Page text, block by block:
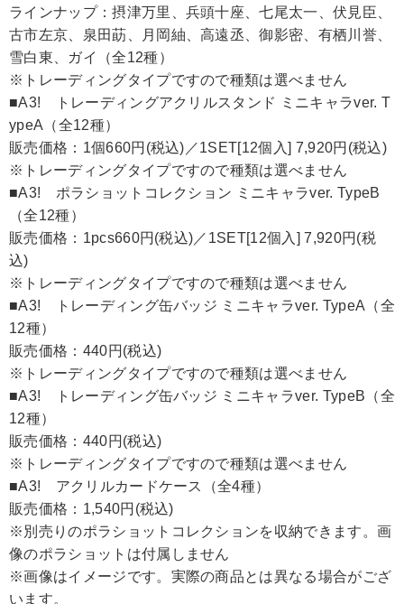
ラインナップ：摂津万里、兵頭十座、七尾太一、伏見臣、
古市左京、泉田莇、月岡紬、高遠丞、御影密、有栖川誉、
雪白東、ガイ（全12種）
※トレーディングタイプですので種類は選べません
■A3! トレーディングアクリルスタンド ミニキャラver. T
ypeA（全12種）
販売価格：1個660円(税込)／1SET[12個入] 7,920円(税込)
※トレーディングタイプですので種類は選べません
■A3! ポラショットコレクション ミニキャラver. TypeB
（全12種）
販売価格：1pcs660円(税込)／1SET[12個入] 7,920円(税
込)
※トレーディングタイプですので種類は選べません
■A3! トレーディング缶バッジ ミニキャラver. TypeA（全
12種）
販売価格：440円(税込)
※トレーディングタイプですので種類は選べません
■A3! トレーディング缶バッジ ミニキャラver. TypeB（全
12種）
販売価格：440円(税込)
※トレーディングタイプですので種類は選べません
■A3! アクリルカードケース（全4種）
販売価格：1,540円(税込)
※別売りのポラショットコレクションを収納できます。画
像のポラショットは付属しません
※画像はイメージです。実際の商品とは異なる場合がござ
います。